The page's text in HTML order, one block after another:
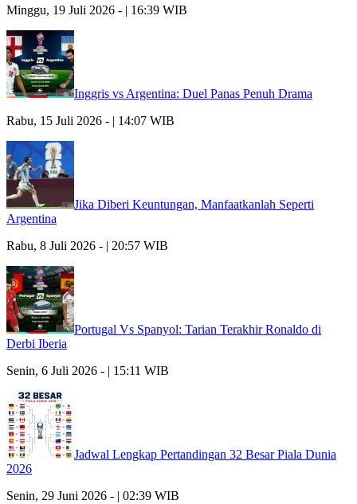
Minggu, 19 Juli 2026 - | 16:39 WIB
Inggris vs Argentina: Duel Panas Penuh Drama
Rabu, 15 Juli 2026 - | 14:07 WIB
Jika Diberi Keuntungan, Manfaatkanlah Seperti
Argentina
Rabu, 8 Juli 2026 - | 20:57 WIB
Portugal Vs Spanyol: Tarian Terakhir Ronaldo di
Derbi Iberia
Senin, 6 Juli 2026 - | 15:11 WIB
Jadwal Lengkap Pertandingan 32 Besar Piala Dunia
2026
Senin, 29 Juni 2026 - | 02:39 WIB